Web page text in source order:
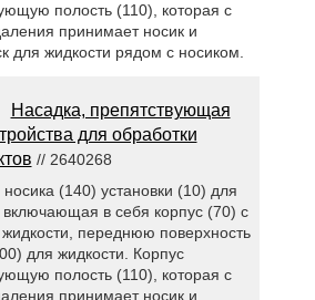
полость (110), которая с
принимает носик и
для жидкости рядом с носиком.
Насадка, препятствующая
для обработки
// 2640268
(140) установки (10) для
в себя корпус (70) с
переднюю поверхность
для жидкости. Корпус
полость (110), которая с
принимает носик и